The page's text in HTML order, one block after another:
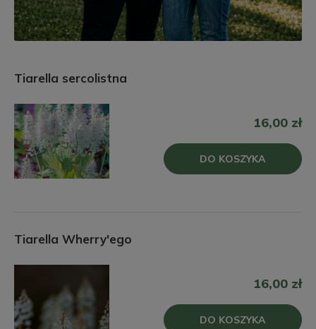
Tiarella sercolistna
16,00 zł
DO KOSZYKA
Tiarella Wherry'ego
16,00 zł
DO KOSZYKA